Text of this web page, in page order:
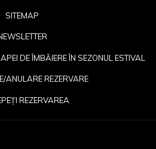
SITEMAP
DE ÎMBĂIERE ÎN SEZONUL ESTIVAL
ANULARE REZERVARE
REZERVAREA